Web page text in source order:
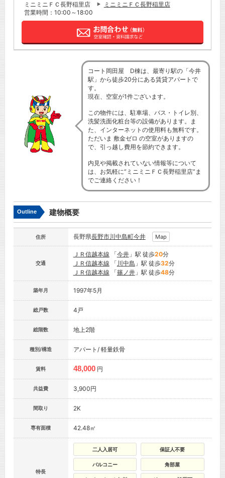
ミニミニＦＣ長野稲里店
ミニミニＦＣ長野稲里店
営業時間：10:00～18:00
コート岡田屋 D棟は、最寄り駅の「今井
駅」から徒歩20分にある賃貸アパートで
す。
現在、空室が1件ございます。
この物件には、駐車場、バス・トイレ別、
洗髪洗面化粧台等の設備があります。ま
た、インターネットの使用料も無料です。
ただいま 敷金ゼロ の空室がありますの
で、引っ越し費用を節約できます。
内見や掲載されていない情報等について
は、お気軽に”ミニミニＦＣ長野稲里店”ま
でご連絡ください！
Outline 建物概要
住所 長野県長野市川中島町今井 Map
交通
ＪＲ信越本線 「今井」駅 徒歩20分
ＪＲ信越本線 「 川中島 」駅 徒歩32分
ＪＲ信越本線 「篠ノ井」駅 徒歩48分
築年月 1997年5月
総戸数 4戸
総階数 地上2階
種別/構造 アパート/ 軽量鉄骨
賃料 48,000 円
共益費 3,900円
間取り 2K
専有面積 42.48㎡
特長
二人入居可 保証人不要
バルコニー 角部屋